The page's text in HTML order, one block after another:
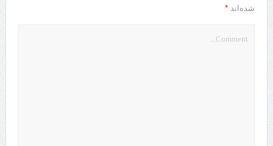
شده‌اند *